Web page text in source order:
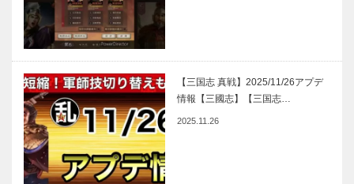
【三国志 真戦】2025/11/26アプデ
情報【三國志】【三国志…
2025.11.26